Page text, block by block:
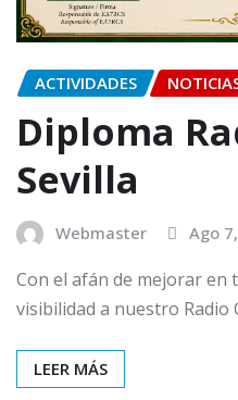
ACTIVIDADES
Diploma
Sevilla
Webmaster Ago
Con el afán de mejorar en
visibilidad a nuestro Radio
LEER MÁS